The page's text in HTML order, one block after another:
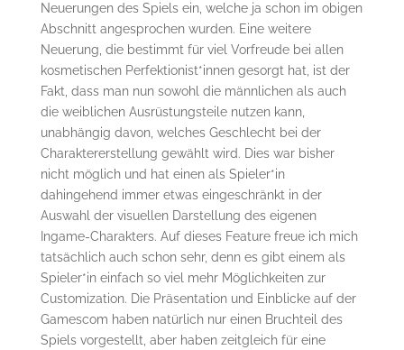
Neuerungen des Spiels ein, welche ja schon im obigen
Abschnitt angesprochen wurden. Eine weitere
Neuerung, die bestimmt für viel Vorfreude bei allen
kosmetischen Perfektionist*innen gesorgt hat, ist der
Fakt, dass man nun sowohl die männlichen als auch
die weiblichen Ausrüstungsteile nutzen kann,
unabhängig davon, welches Geschlecht bei der
Charaktererstellung gewählt wird. Dies war bisher
nicht möglich und hat einen als Spieler*in
dahingehend immer etwas eingeschränkt in der
Auswahl der visuellen Darstellung des eigenen
Ingame-Charakters. Auf dieses Feature freue ich mich
tatsächlich auch schon sehr, denn es gibt einem als
Spieler*in einfach so viel mehr Möglichkeiten zur
Customization. Die Präsentation und Einblicke auf der
Gamescom haben natürlich nur einen Bruchteil des
Spiels vorgestellt, aber haben zeitgleich für eine